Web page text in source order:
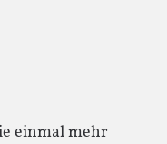
einmal mehr